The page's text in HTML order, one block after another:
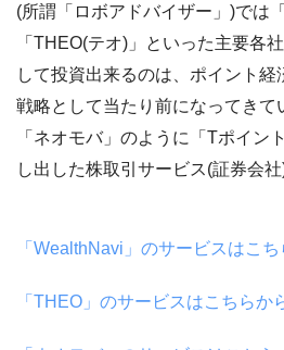
(所謂「ロボアドバイザー」)では
「THEO(テオ)」といった主要各
して投資出来るのは、ポイント
戦略として当たり前になってきて
「ネオモバ」のように「Tポイン
し出した株取引サービス(証券会社
「WealthNavi」のサービスはこち
「THEO」のサービスはこちらか